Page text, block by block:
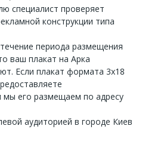
специалист проверяет
конструкции типа
периода размещения
ваш плакат на Арка
Если плакат формата 3x18
мы его размещаем по адресу
аудиторией в городе Киев